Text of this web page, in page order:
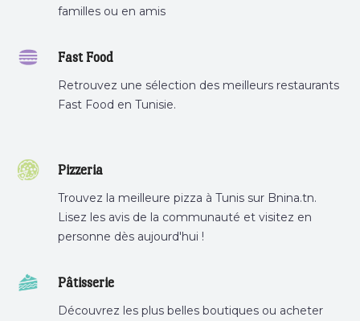
familles ou en amis
Fast Food
Retrouvez une sélection des meilleurs restaurants
Fast Food en Tunisie.
Pizzeria
Trouvez la meilleure pizza à Tunis sur Bnina.tn.
Lisez les avis de la communauté et visitez en
personne dès aujourd'hui !
Pâtisserie
Découvrez les plus belles boutiques ou acheter